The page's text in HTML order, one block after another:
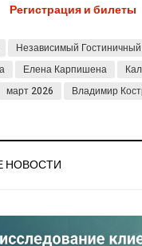
Регистрация и билеты
Независимый
Елена Карпишена
март 2026 Владимир
НОВОСТИ